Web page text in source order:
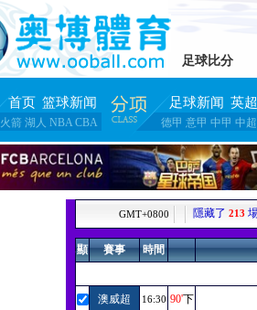
足球比分
首页 篮球新闻
火箭 湖人 NBA CBA
足球新闻 英超
德甲 意甲 中甲 中超